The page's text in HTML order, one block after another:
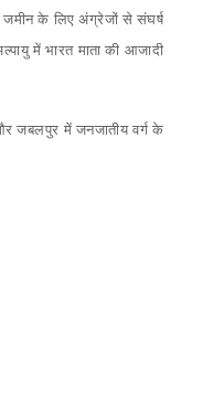
के लिए अंग्रेजों से संघर्ष
में भारत माता की आजादी
जबलपुर में जनजातीय वर्ग के